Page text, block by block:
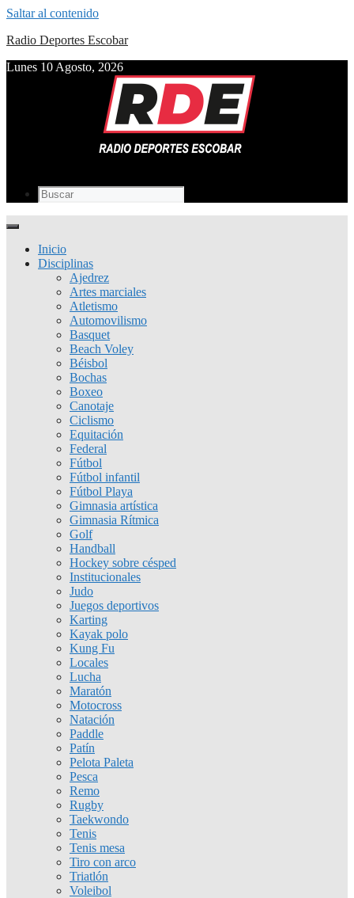
Saltar al contenido
Radio Deportes Escobar
Lunes 10 Agosto, 2026
Inicio
Disciplinas
Ajedrez
Artes marciales
Atletismo
Automovilismo
Basquet
Beach Voley
Béisbol
Bochas
Boxeo
Canotaje
Ciclismo
Equitación
Federal
Fútbol
Fútbol infantil
Fútbol Playa
Gimnasia artística
Gimnasia Rítmica
Golf
Handball
Hockey sobre césped
Institucionales
Judo
Juegos deportivos
Karting
Kayak polo
Kung Fu
Locales
Lucha
Maratón
Motocross
Natación
Paddle
Patín
Pelota Paleta
Pesca
Remo
Rugby
Taekwondo
Tenis
Tenis mesa
Tiro con arco
Triatlón
Voleibol